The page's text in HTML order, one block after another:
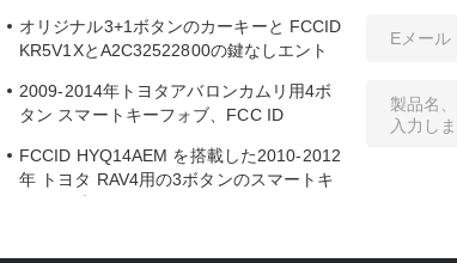
オリジナル3+1ボタンのカーキーと FCCID
KR5V1XとA2C32522800の鍵なしエント
2009-2014年トヨタアバロンカムリ用4ボ
タン スマートキーフォブ、FCC ID
FCCID HYQ14AEM を搭載した2010-2012
年 トヨタ RAV4用の3ボタンのスマートキ